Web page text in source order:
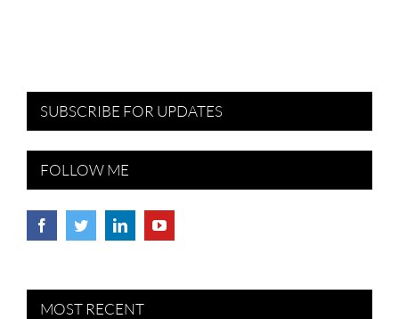
SUBSCRIBE FOR UPDATES
FOLLOW ME
MOST RECENT